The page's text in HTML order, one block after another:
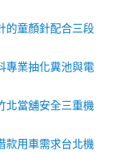
的童顏針配合三段
專業抽化糞池與電
北當舖安全三重機
款用車需求台北機